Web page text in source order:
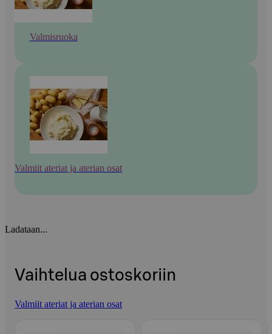
Valmisruoka
Valmiit ateriat ja aterian osat
Ladataan...
Vaihtelua ostoskoriin
Valmiit ateriat ja aterian osat